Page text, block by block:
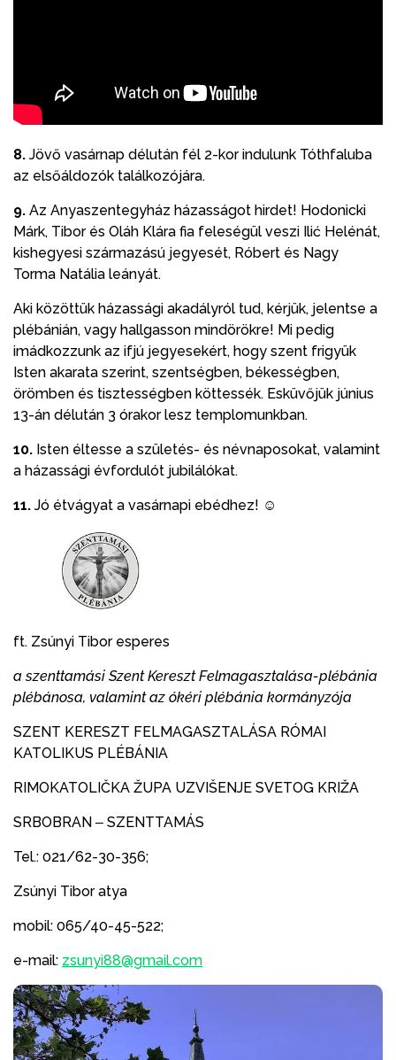
8. Jövő vasárnap délután fél 2-kor indulunk Tóthfaluba
az elsőáldozók találkozójára.
9. Az Anyaszentegyház házasságot hirdet! Hodonicki
Márk, Tibor és Oláh Klára fia feleségül veszi Ilić Helénát,
kishegyesi származású jegyesét, Róbert és Nagy
Torma Natália leányát.
Aki közöttük házassági akadályról tud, kérjük, jelentse a
plébánián, vagy hallgasson mindörökre! Mi pedig
imádkozzunk az ifjú jegyesekért, hogy szent frigyük
Isten akarata szerint, szentségben, békességben,
örömben és tisztességben köttessék. Esküvőjük június
13-án délután 3 órakor lesz templomunkban.
10. Isten éltesse a születés- és névnaposokat, valamint
a házassági évfordulót jubilálókat.
11. Jó étvágyat a vasárnapi ebédhez! ☺
ft. Zsúnyi Tibor esperes
a szenttamási Szent Kereszt Felmagasztalása-plébánia
plébánosa, valamint az ókéri plébánia kormányzója
SZENT KERESZT FELMAGASZTALÁSA RÓMAI
KATOLIKUS PLÉBÁNIA
RIMOKATOLIČKA ŽUPA UZVIŠENJE SVETOG KRIŽA
SRBOBRAN ‒ SZENTTAMÁS
Tel.: 021/62-30-356;
Zsúnyi Tibor atya
mobil: 065/40-45-522;
e-mail: zsunyi88@gmail.com